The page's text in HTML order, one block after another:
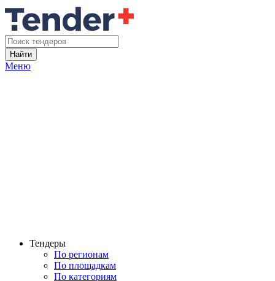
Найти
Меню
Тендеры
По регионам
По площадкам
По категориям